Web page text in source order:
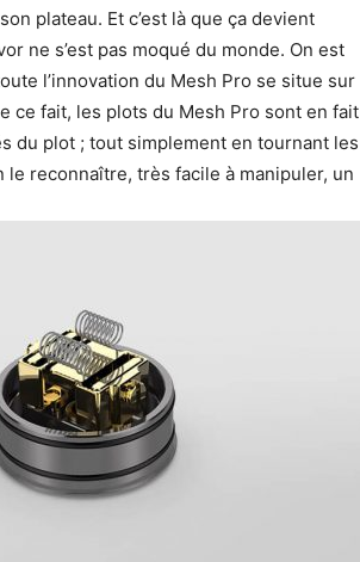
plateau. Et c’est là que ça devient
ne s’est pas moqué du monde. On est
l’innovation du Mesh Pro se situe sur
ce fait, les plots du Mesh Pro sont en fait
du plot ; tout simplement en tournant les
le reconnaître, très facile à manipuler, un